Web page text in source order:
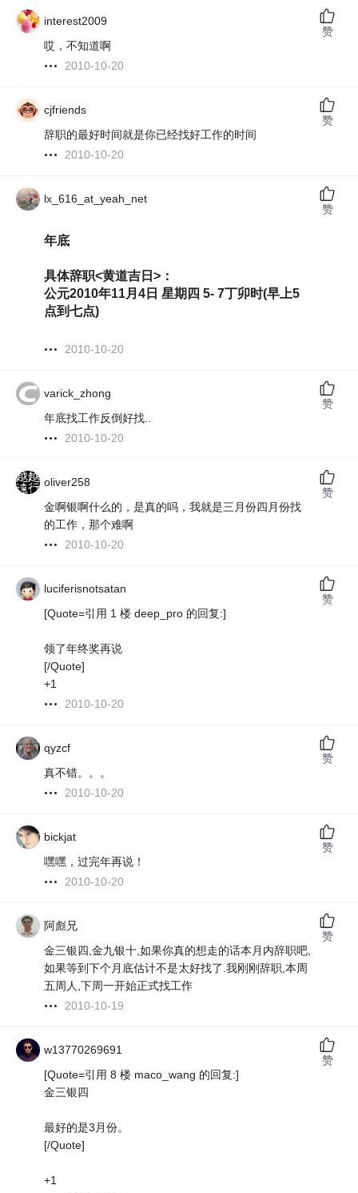
interest2009
哎，不知道啊
2010-10-20
赞
cjfriends
辞职的最好时间就是你已经找好工作的时间
2010-10-20
赞
lx_616_at_yeah_net
年底
具体辞职<黄道吉日>：
公元2010年11月4日 星期四 5- 7丁卯时(早上5
点到七点)
2010-10-20
赞
varick_zhong
年底找工作反倒好找..
2010-10-20
赞
oliver258
金啊银啊什么的，是真的吗，我就是三月份四月份找
的工作，那个难啊
2010-10-20
赞
luciferisnotsatan
[Quote=引用 1 楼 deep_pro 的回复:]
领了年终奖再说
[/Quote]
+1
2010-10-20
赞
qyzcf
真不错。。。
2010-10-20
赞
bickjat
嘿嘿，过完年再说！
2010-10-20
赞
阿彪兄
金三银四,金九银十,如果你真的想走的话本月内辞职吧,
如果等到下个月底估计不是太好找了.我刚刚辞职,本周
五周人,下周一开始正式找工作
2010-10-19
赞
w13770269691
[Quote=引用 8 楼 maco_wang 的回复:]
金三银四
最好的是3月份。
[/Quote]
+1
赞